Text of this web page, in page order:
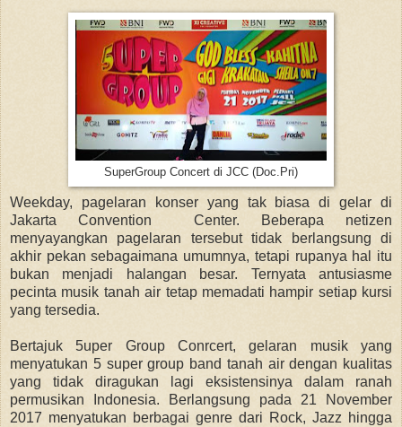
SuperGroup Concert di JCC (Doc.Pri)
Weekday, pagelaran konser yang tak biasa di gelar di
Jakarta Convention Center. Beberapa netizen
menyayangkan pagelaran tersebut tidak berlangsung di
akhir pekan sebagaimana umumnya, tetapi rupanya hal itu
bukan menjadi halangan besar. Ternyata antusiasme
pecinta musik tanah air tetap memadati hampir setiap kursi
yang tersedia.
Bertajuk 5uper Group Conrcert, gelaran musik yang
menyatukan 5 super group band tanah air dengan kualitas
yang tidak diragukan lagi eksistensinya dalam ranah
permusikan Indonesia. Berlangsung pada 21 November
2017 menyatukan berbagai genre dari Rock, Jazz hingga